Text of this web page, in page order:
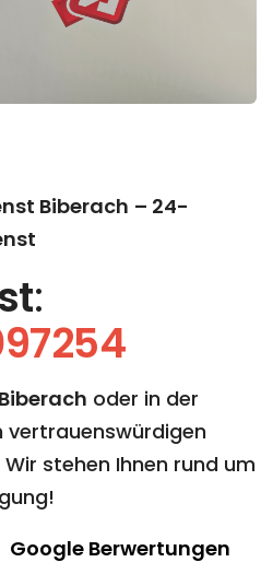
Biberach – 24-
:
Biberach oder in der
vertrauenswürdigen
stehen Ihnen rund um
Google Berwertungen